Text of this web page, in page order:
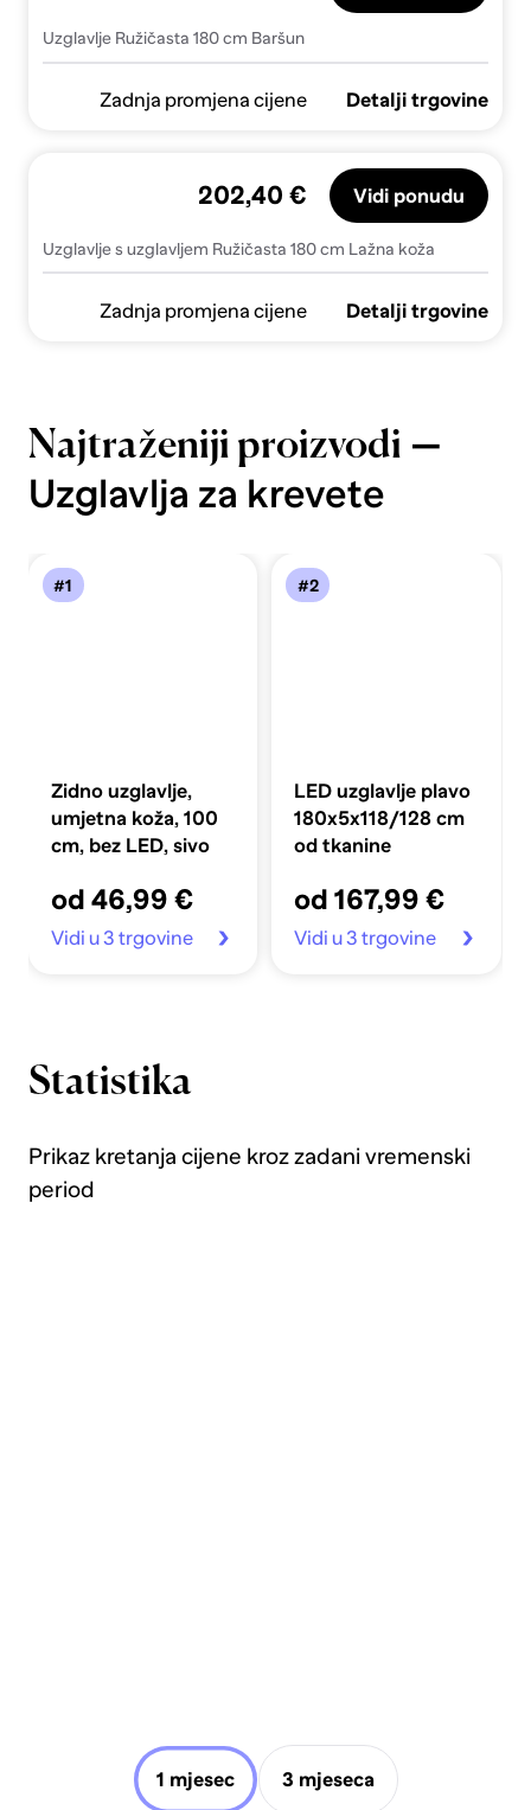
Uzglavlje Ružičasta 180 cm Baršun
Zadnja promjena cijene Detalji trgovine
Uzglavlje s uzglavljem Ružičasta 180 cm Lažna koža
202,40 € Vidi ponudu
Zadnja promjena cijene Detalji trgovine
Najtraženiji proizvodi —
Uzglavlja za krevete
#1
Zidno uzglavlje,
umjetna koža, 100
cm, bez LED, sivo
od 46,99 €
Vidi u 3 trgovine
#2
LED uzglavlje plavo
180x5x118/128 cm
od tkanine
od 167,99 €
Vidi u 3 trgovine
Statistika
Prikaz kretanja cijene kroz zadani vremenski
period
1 mjesec 3 mjeseca